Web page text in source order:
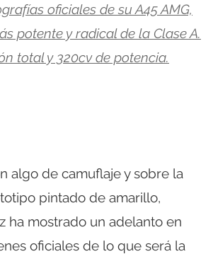
oficiales de su A45 AMG,
potente y radical de la Clase A.
total y 320cv de potencia.
algo de camuflaje y sobre la
pintado de amarillo,
ha mostrado un adelanto en
oficiales de lo que será la